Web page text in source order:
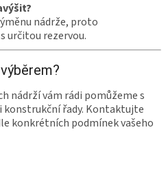
nádrže, proto
určitou rezervou.
nádrží vám rádi pomůžeme s
konstrukční řady. Kontaktujte
konkrétních podmínek vašeho